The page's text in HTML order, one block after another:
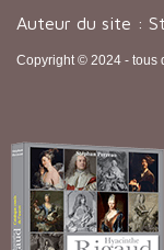
Auteur du site :
Copyright © 2024 - tous